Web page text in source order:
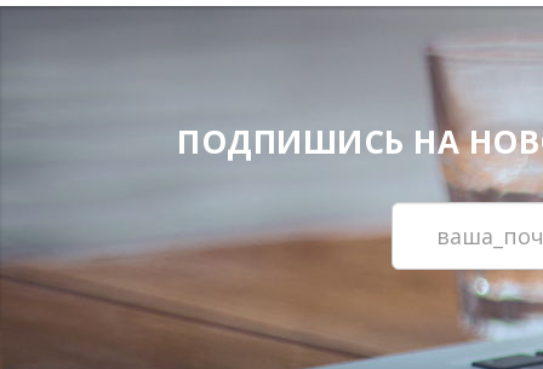
ПОДПИШИСЬ НА